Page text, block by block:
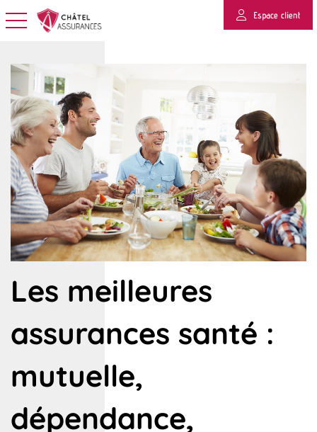
Espace client
Basculer la navigation
Les meilleures
assurances santé :
mutuelle,
dépendance,